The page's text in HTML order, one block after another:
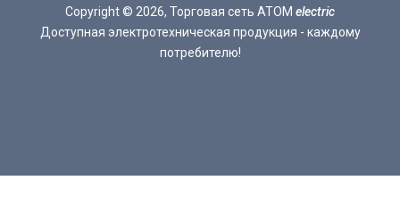
Copyright © 2026, Торговая сеть ATOM electric
Доступная электротехническая продукция - каждому
потребителю!